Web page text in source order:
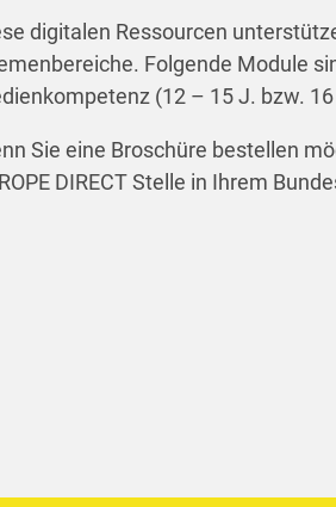
digitalen Ressourcen
Folgende Module
(12 – 15 J. bzw.
Sie eine Broschüre bestellen
DIRECT Stelle in Ihrem